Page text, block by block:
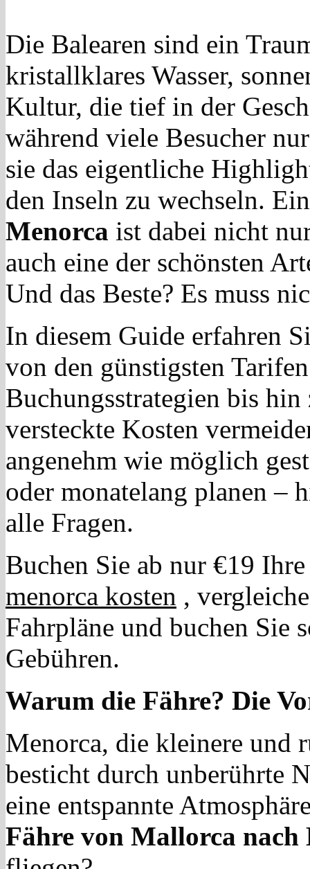
Die Balearen sind ein
kristallklares Wasser,
Kultur, die tief in der
während viele Besucher
sie das eigentliche
den Inseln zu wechseln.
Menorca ist dabei nicht
auch eine der schönsten
Und das Beste? Es muss
In diesem Guide erfahren
von den günstigsten
Buchungsstrategien bis
versteckte Kosten
angenehm wie möglich
oder monatelang planen –
alle Fragen.
Buchen Sie ab nur €19
menorca kosten ,
Fahrpläne und buchen Sie
Gebühren.
Warum die Fähre? Die
Menorca, die kleinere und
besticht durch unberührte
eine entspannte
Fähre von Mallorca nach